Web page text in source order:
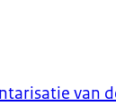
van